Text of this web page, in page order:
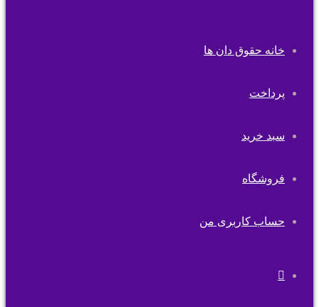
خانه حقوق دان ها
پرداخت
سبد خرید
فروشگاه
حساب کاربری من